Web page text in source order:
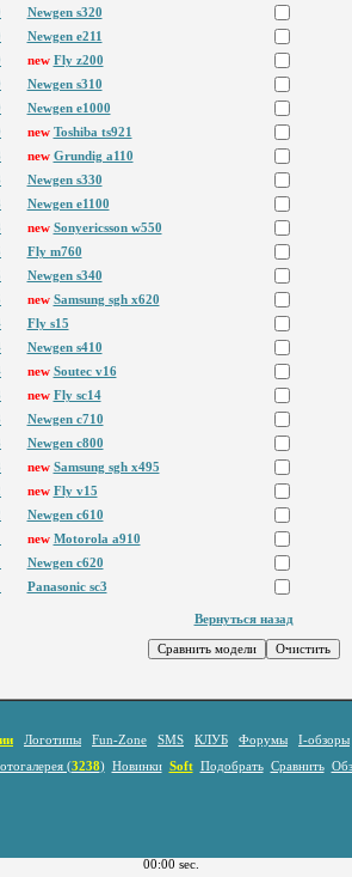
Newgen s320
Newgen e211
new Fly z200
Newgen s310
Newgen e1000
new Toshiba ts921
new Grundig a110
Newgen s330
Newgen e1100
new Sonyericsson w550
Fly m760
Newgen s340
new Samsung sgh x620
Fly s15
Newgen s410
new Soutec v16
new Fly sc14
Newgen c710
Newgen c800
new Samsung sgh x495
new Fly v15
Newgen c610
new Motorola a910
Newgen c620
Panasonic sc3
Вернуться назад
Логотипы Fun-Zone SMS КЛУБ Форумы I-обзоры
(3238) Новинки Soft Подобрать Сравнить
00:00 sec.